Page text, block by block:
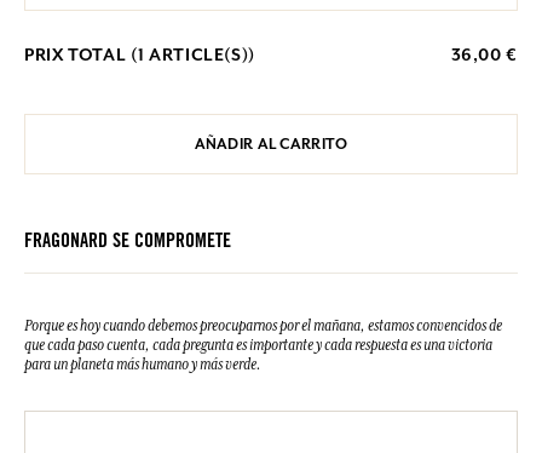
PRIX TOTAL (1 ARTICLE(S)) 36,00 €
AÑADIR AL CARRITO
FRAGONARD SE COMPROMETE
Porque es hoy cuando debemos preocuparnos por el mañana, estamos convencidos de
que cada paso cuenta, cada pregunta es importante y cada respuesta es una victoria
para un planeta más humano y más verde.